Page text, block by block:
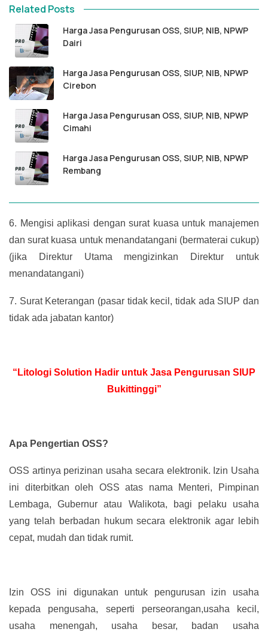
Related Posts
Harga Jasa Pengurusan OSS, SIUP, NIB, NPWP
Dairi
Harga Jasa Pengurusan OSS, SIUP, NIB, NPWP
Cirebon
Harga Jasa Pengurusan OSS, SIUP, NIB, NPWP
Cimahi
Harga Jasa Pengurusan OSS, SIUP, NIB, NPWP
Rembang
6. Mengisi aplikasi dengan surat kuasa untuk manajemen
dan surat kuasa untuk menandatangani (bermaterai cukup)
(jika Direktur Utama mengizinkan Direktur untuk
menandatangani)
7. Surat Keterangan (pasar tidak kecil, tidak ada SIUP dan
tidak ada jabatan kantor)
“Litologi Solution Hadir untuk Jasa Pengurusan SIUP
Bukittinggi”
Apa Pengertian OSS?
OSS artinya perizinan usaha secara elektronik. Izin Usaha
ini diterbitkan oleh OSS atas nama Menteri, Pimpinan
Lembaga, Gubernur atau Walikota, bagi pelaku usaha
yang telah berbadan hukum secara elektronik agar lebih
cepat, mudah dan tidak rumit.
Izin OSS ini digunakan untuk pengurusan izin usaha
kepada pengusaha, seperti perseorangan,usaha kecil,
usaha menengah, usaha besar, badan usaha